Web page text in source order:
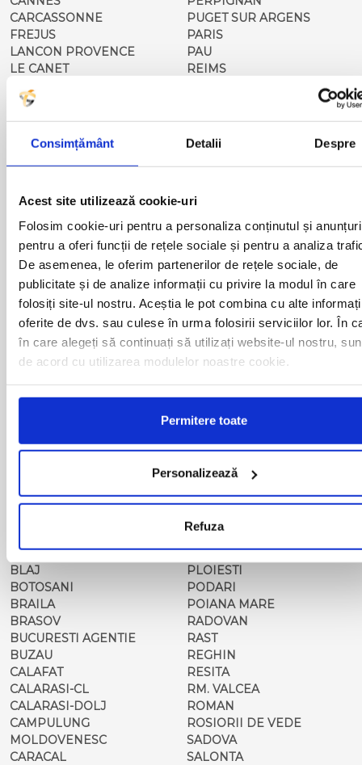
Consimțământ Detalii Despre
Acest site utilizează cookie-uri
Folosim cookie-uri pentru a personaliza conținutul și
pentru a oferi funcții de rețele sociale și pentru a analiza
De asemenea, le oferim partenerilor de rețele sociale, de
publicitate și de analize informații cu privire la modul în care
folosiți site-ul nostru. Aceștia le pot combina cu alte
oferite de dvs. sau culese în urma folosirii serviciilor lor. În
în care alegeți să continuați să utilizați website-ul nostru,
de acord cu utilizarea modulelor noastre cookie.
Permitere toate
Personalizează
Refuza
CARCASSONNE
FREJUS
LANCON PROVENCE
LE CANET
LE BOULOU
MARSEILLE
MONTPELLIER
METZ
PUGET SUR ARGENS
PARIS
PAU
REIMS
VIDAUBAN
Curse din Romania catre FRANTA:
ACAS
ADJUD
AIUD
ALBA IULIA
ALESD
ARAD
BACAU
BAIA MARE
BAILE HERCULANE
BALS-OT
BECHET
BISTRITA
BLAJ
BOTOSANI
BRAILA
BRASOV
BUCURESTI AGENTIE
BUZAU
CALAFAT
CALARASI-CL
CALARASI-DOLJ
CAMPULUNG
MOLDOVENESC
CARACAL
LUGOJ
MAGLAVIT
MEDGIDIA
MEDIAS
MIZIL
MOTCA
NUSFALAU
OLTENITA
ONESTI
ORADEA
PASCANI
PERICEI
PETROSANI
PIATRA NEAMT
PITESTI
PLOIESTI
PODARI
POIANA MARE
RADOVAN
RAST
REGHIN
RESITA
RM. VALCEA
ROMAN
ROSIORII DE VEDE
SADOVA
SALONTA